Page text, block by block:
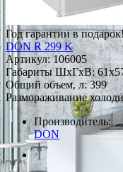
Год гарантии в
DON R 299 K
Артикул:106005
Габариты ШxГxВ:
Общий объем, л: 399
Размораживание
Производитель:
DON